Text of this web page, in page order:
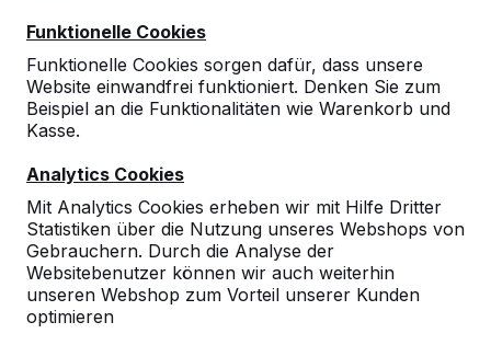
Funktionelle Cookies
Funktionelle Cookies sorgen dafür, dass unsere
Website einwandfrei funktioniert. Denken Sie zum
Beispiel an die Funktionalitäten wie Warenkorb und
Kasse.
Analytics Cookies
Mit Analytics Cookies erheben wir mit Hilfe Dritter
Statistiken über die Nutzung unseres Webshops von
Gebrauchern. Durch die Analyse der
Websitebenutzer können wir auch weiterhin
unseren Webshop zum Vorteil unserer Kunden
optimieren
9
10
09-01-2020